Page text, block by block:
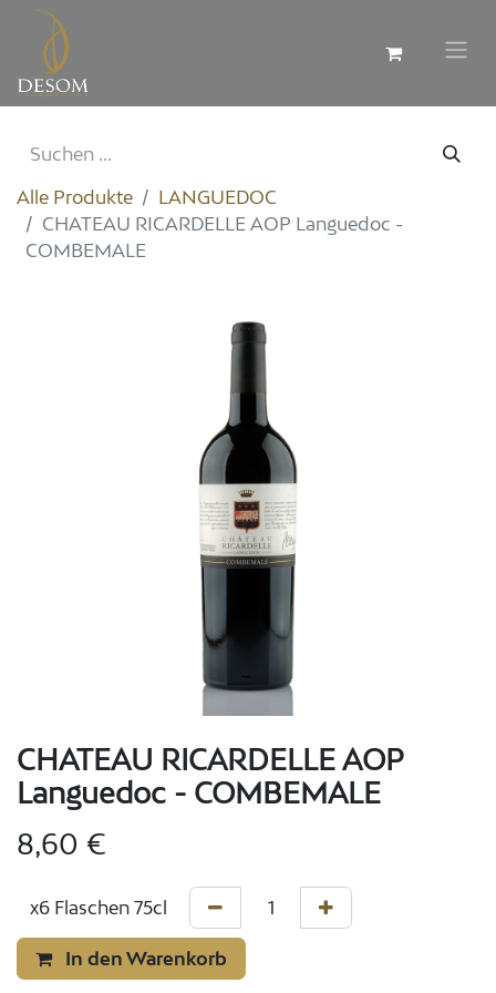
Alle Produkte
LANGUEDOC
CHATEAU RICARDELLE AOP Languedoc -
COMBEMALE
CHATEAU RICARDELLE AOP
Languedoc - COMBEMALE
8,60 €
In den Warenkorb